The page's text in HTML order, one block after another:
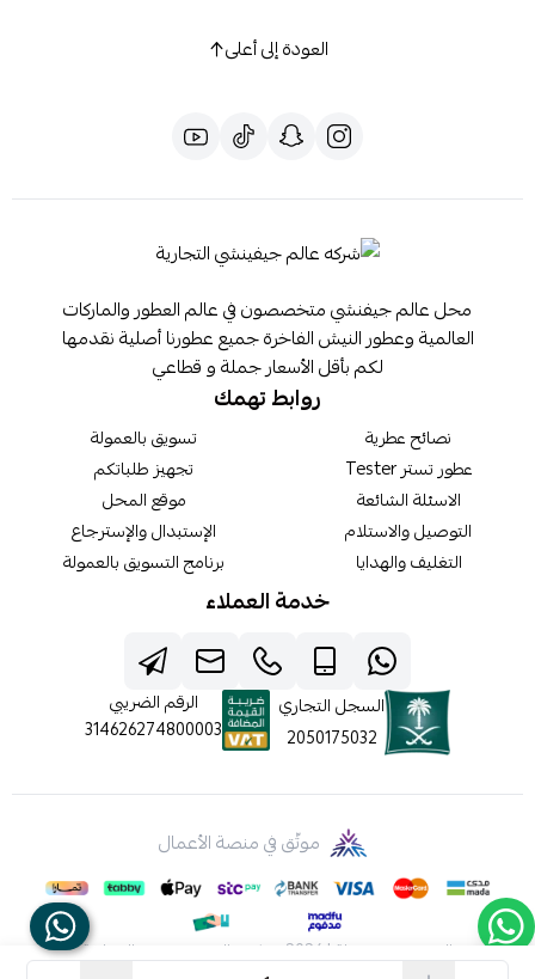
العودة إلى أعلى
محل عالم جيفنشي متخصصون في عالم العطور والماركات
العالمية وعطور النيش الفاخرة جميع عطورنا أصلية نقدمها
لكم بأقل الأسعار جملة و قطاعي
روابط تهمك
نصائح عطرية
عطور تستر Tester
الاسئلة الشائعة
التوصيل والاستلام
التغليف والهدايا
تسويق بالعمولة
تجهيز طلباتكم
موقع المحل
الإستبدال والإسترجاع
برنامج التسويق بالعمولة
خدمة العملاء
السجل التجاري
2050175032
الرقم الضريبي
314626274800003
موثّق في منصة الأعمال
الحقوق محفوظة | 2026 شركه عالم جيفينشي التجارية